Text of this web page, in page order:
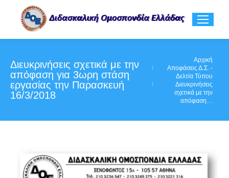
Διευκρινήσεις σχετικά με την
απόφαση για 3ωρη στάση
εργασίας την Παρασκευή
16/3/2018
Αρχική
Αποφάσεις Δ.Σ. -
Δελτία Τύπου
Διευκρινήσεις
σχετικά με την
απόφαση…